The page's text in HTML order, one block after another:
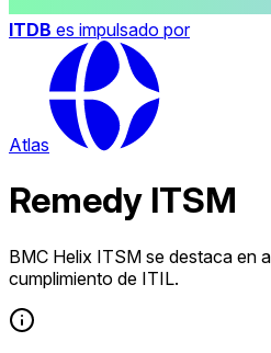
ITDB es impulsado por
Atlas
Remedy ITSM
BMC Helix ITSM se destaca en
cumplimiento de ITIL.